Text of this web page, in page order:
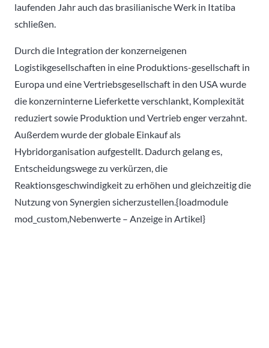
laufenden Jahr auch das brasilianische Werk in Itatiba
schließen.
Durch die Integration der konzerneigenen
Logistikgesellschaften in eine Produktions-gesellschaft in
Europa und eine Vertriebsgesellschaft in den USA wurde
die konzerninterne Lieferkette verschlankt, Komplexität
reduziert sowie Produktion und Vertrieb enger verzahnt.
Außerdem wurde der globale Einkauf als
Hybridorganisation aufgestellt. Dadurch gelang es,
Entscheidungswege zu verkürzen, die
Reaktionsgeschwindigkeit zu erhöhen und gleichzeitig die
Nutzung von Synergien sicherzustellen.{loadmodule
mod_custom,Nebenwerte – Anzeige in Artikel}